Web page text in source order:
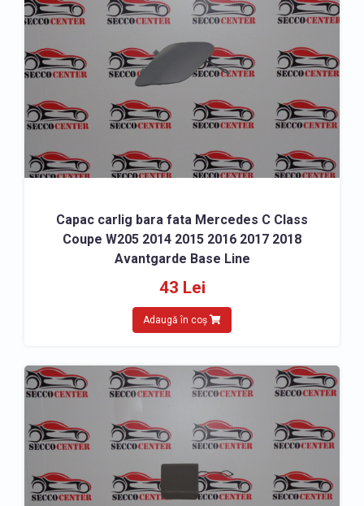
Capac carlig bara fata Mercedes C Class
Coupe W205 2014 2015 2016 2017 2018
Avantgarde Base Line
43 Lei
Adaugă în coș